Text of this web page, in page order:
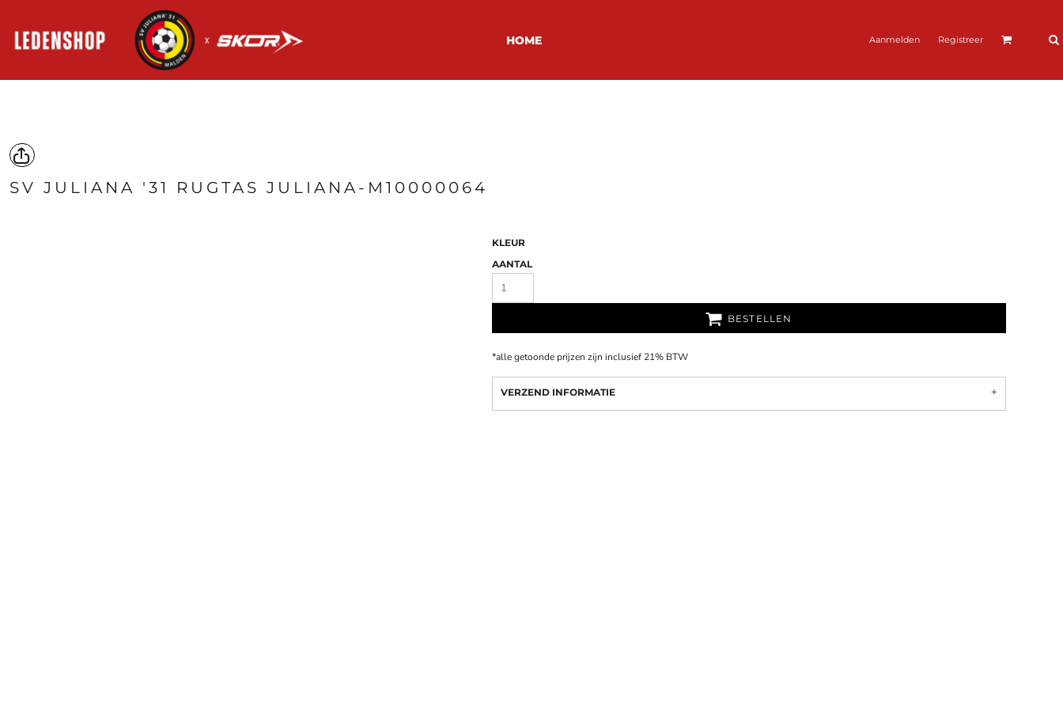
HOME Aanmelden Registreer
SV JULIANA '31 RUGTAS JULIANA-M10000064
KLEUR
AANTAL
BESTELLEN
*alle getoonde prijzen zijn inclusief 21% BTW
VERZEND INFORMATIE
REGISTREER